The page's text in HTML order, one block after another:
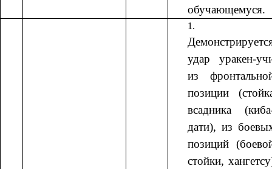
обучающемуся.
удар уракен-
из
позиции
всадника
дати), из
позиций
стойки,